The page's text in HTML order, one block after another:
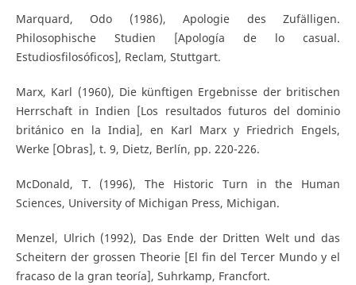
Marquard, Odo (1986), Apologie des Zufälligen.
Philosophische Studien [Apología de lo casual.
Estudiosfilosóficos], Reclam, Stuttgart.
Marx, Karl (1960), Die künftigen Ergebnisse der britischen
Herrschaft in Indien [Los resultados futuros del dominio
británico en la India], en Karl Marx y Friedrich Engels,
Werke [Obras], t. 9, Dietz, Berlín, pp. 220-226.
McDonald, T. (1996), The Historic Turn in the Human
Sciences, University of Michigan Press, Michigan.
Menzel, Ulrich (1992), Das Ende der Dritten Welt und das
Scheitern der grossen Theorie [El fin del Tercer Mundo y el
fracaso de la gran teoría], Suhrkamp, Francfort.